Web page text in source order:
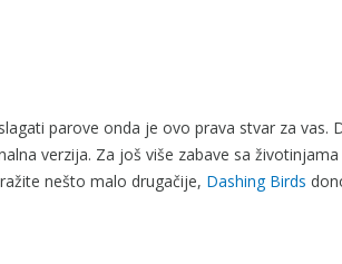
parove onda je ovo prava stvar za vas.
verzija. Za još više zabave sa
nešto malo drugačije, Dashing Birds